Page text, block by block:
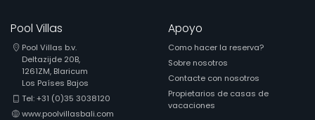
Pool Villas
Pool Villas b.v.
Deltazijde 20B,
1261ZM, Blaricum
Los Países Bajos
Tel: +31 (0)35 3038120
www.poolvillasbali.com
Apoyo
Como hacer la reserva?
Sobre nosotros
Contacte con nosotros
Propietarios de casas de
vacaciones